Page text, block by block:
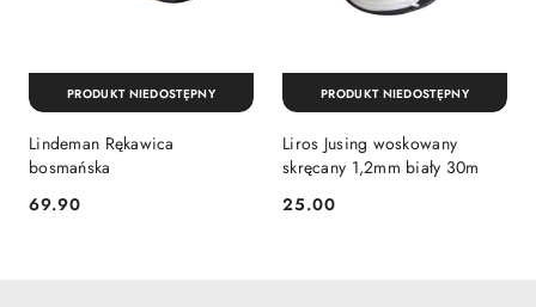
Lindeman Rękawica
bosmańska
Cena:
69.90
PRODUKT NIEDOSTĘPNY
Liros Jusing woskowany
skręcany 1,2mm biały 30m
Cena:
25.00
PRODUKT NIEDOSTĘPNY